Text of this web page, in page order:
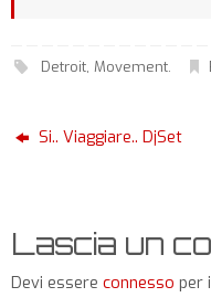
Detroit, Movement.
Si.. Viaggiare.. DjSet
Lascia un
Devi essere connesso per